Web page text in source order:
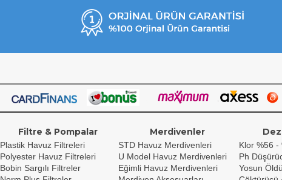
Filtre & Pompalar Merdivenler
Plastik Havuz Filtreleri
Polyester Havuz Filtreleri
Bobin Sargılı Filtreler
STD Havuz Merdivenleri
U Model Havuz Merdivenleri
Eğimli Havuz Merdivenleri
Klor %56 -
Ph
Yosun